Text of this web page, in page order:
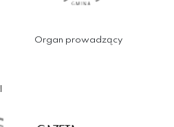
Organ prowadzący